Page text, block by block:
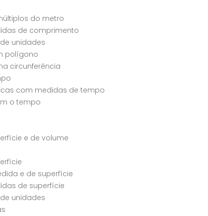
do metro
de comprimento
unidades
polígono
circunferência
com medidas de tempo
o tempo
e de volume
e de superfície
de superfície
unidades